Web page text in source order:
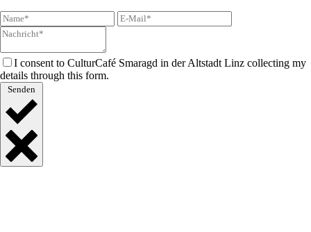
I consent to CulturCafé Smaragd in der Altstadt Linz collecting my
details through this form.
Senden